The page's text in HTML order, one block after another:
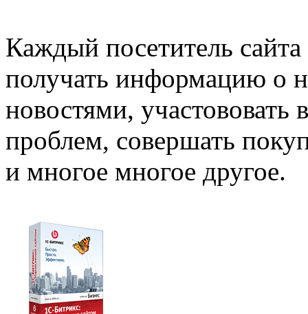
Каждый посетитель
получать информацию о
новостями,
проблем, совершать
и многое многое другое.